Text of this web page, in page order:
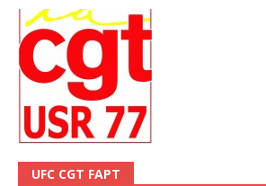
UFC CGT FAPT